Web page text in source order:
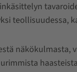
teollisuudessa,